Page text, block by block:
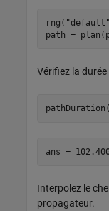
rng( "default"
path =
Vérifiez la
Interpolez le
propagateur.